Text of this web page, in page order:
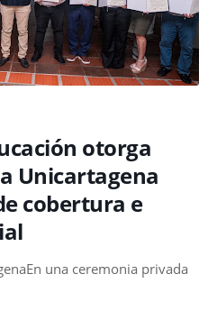
otorga
Unicartagena
cobertura e
una ceremonia privada